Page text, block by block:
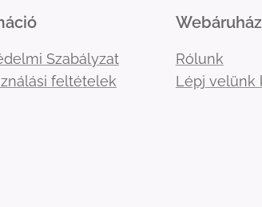
Szabályzat
feltételek
Webáruház
Rólunk
Lépj velünk